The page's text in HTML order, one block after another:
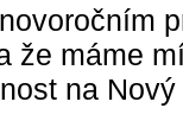
že máme
na